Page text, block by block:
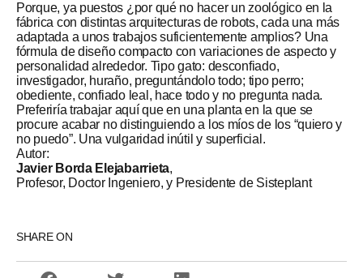
Porque, ya puestos ¿por qué no hacer un zoológico en la
fábrica con distintas arquitecturas de robots, cada una más
adaptada a unos trabajos suficientemente amplios? Una
fórmula de diseño compacto con variaciones de aspecto y
personalidad alrededor. Tipo gato: desconfiado,
investigador, huraño, preguntándolo todo; tipo perro;
obediente, confiado leal, hace todo y no pregunta nada.
Preferiría trabajar aquí que en una planta en la que se
procure acabar no distinguiendo a los míos de los “quiero y
no puedo”. Una vulgaridad inútil y superficial.
Autor:
Javier Borda Elejabarrieta,
Profesor, Doctor Ingeniero, y Presidente de Sisteplant
SHARE ON